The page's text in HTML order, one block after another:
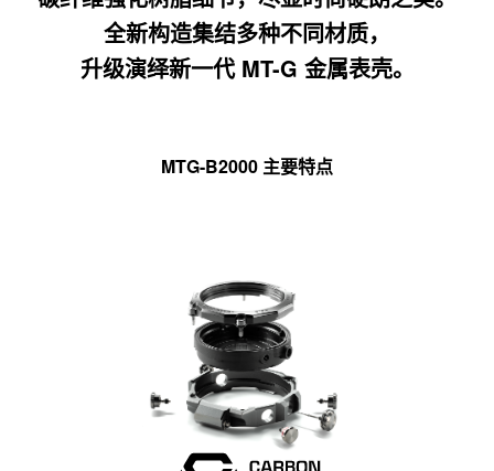
全新构造集结多种不同材质，
升级演绎新一代 MT-G 金属表壳。
MTG-B2000 主要特点